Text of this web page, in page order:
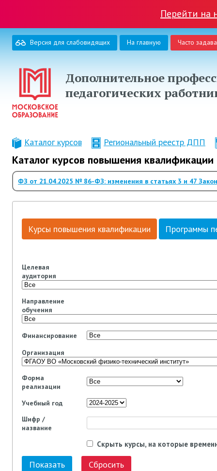
Перейти на
Версия для слабовидящих На главную Часто
Дополнительное
педагогических
Каталог курсов Региональный реестр ДПП
Каталог курсов повышения
ФЗ от 21.04.2025 № 86-ФЗ: изменения в статьях 3 и 47
Курсы повышения квалификации Программы
Целевая
аудитория
Направление
обучения
Финансирование
Организация
Форма
реализации
Учебный год
Шифр /
название
Скрыть курсы, на которые
Сбросить